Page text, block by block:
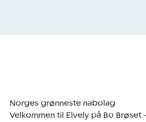
Norges grønneste nabolag
Velkommen til Elvely på Bo